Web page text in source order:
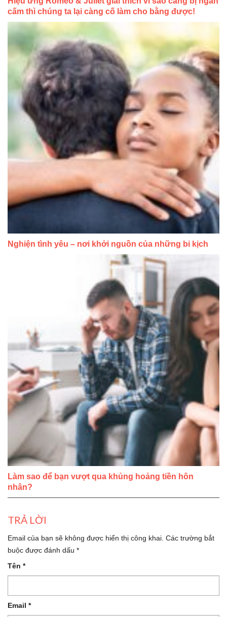
cấm thì chúng ta lại càng cố làm cho bằng được!
Nghiện tình yêu – nơi khởi nguồn của những bi kịch
Làm sao để bạn vượt qua khủng hoảng tiền hôn
nhân?
TRẢ LỜI
Email của bạn sẽ không được hiển thị công khai. Các trường bắt
buộc được đánh dấu *
Tên *
Email *